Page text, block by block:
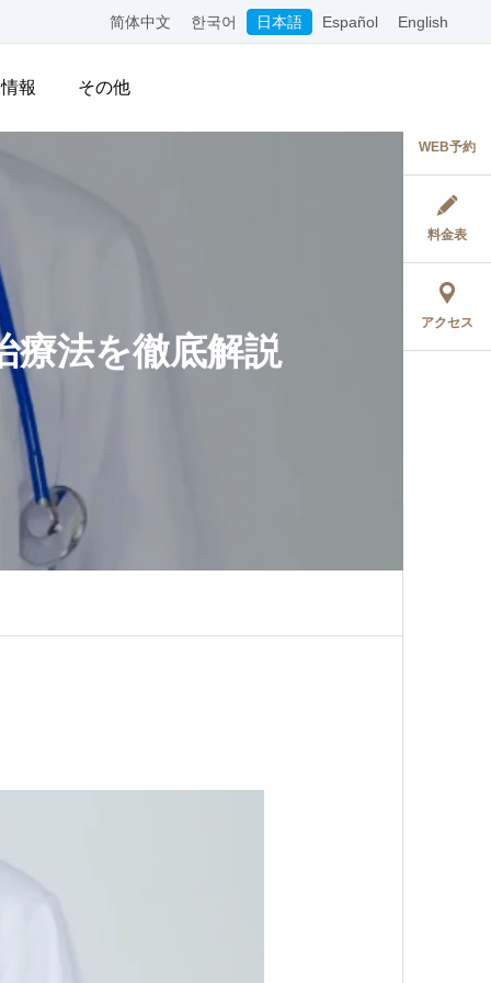
简体中文 한국어 日本語 Español English
報 その他
WEB予約
料金表
アクセス
療法を徹底解説